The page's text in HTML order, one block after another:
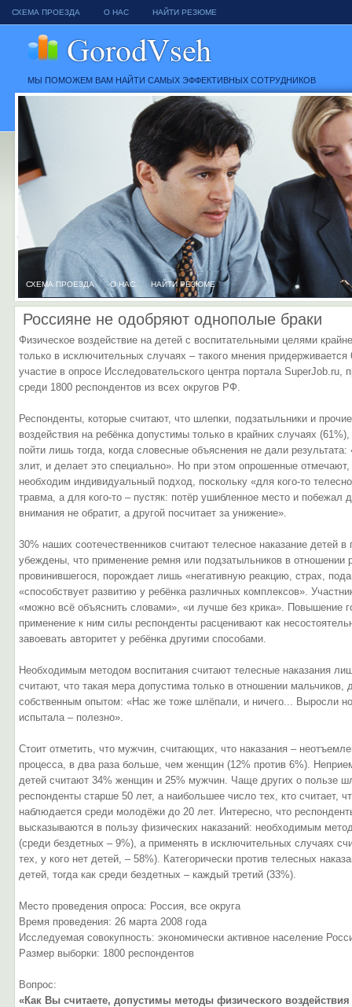
СХЕМА ПРОЕЗДА О НАС НАЙТИ РЕЗЮМЕ
МЫ ПОМОЖЕМ ВАМ НАЙТИ САМЫХ ЭФФЕКТИВНЫХ СОТРУДНИКОВ
СХЕМА ПРОЕЗДА О НАС НАЙТИ РЕЗЮМЕ
Россияне не одобряют однополые браки
Физическое воздействие на детей с воспитательными целями
только в исключительных случаях – такого мнения
участие в опросе Исследовательского центра портала SuperJob.ru,
среди 1800 респондентов из всех округов РФ.
Респонденты, которые считают, что шлепки, подзатыльники и
воздействия на ребёнка допустимы только в крайних случаях
пойти лишь тогда, когда словесные объяснения не дали
злит, и делает это специально». Но при этом опрошенные
необходим индивидуальный подход, поскольку «для кого-то
травма, а для кого-то – пустяк: потёр ушибленное место и
внимания не обратит, а другой посчитает за унижение».
30% наших соотечественников считают телесное наказание детей
убеждены, что применение ремня или подзатыльников в отношении
провинившегося, порождает лишь «негативную реакцию, страх,
«способствует развитию у ребёнка различных комплексов».
«можно всё объяснить словами», «и лучше без крика». Повышение
применение к ним силы респонденты расценивают как
завоевать авторитет у ребёнка другими способами.
Необходимым методом воспитания считают телесные наказания
считают, что такая мера допустима только в отношении мальчиков,
собственным опытом: «Нас же тоже шлёпали, и ничего... Выросли
испытала – полезно».
Стоит отметить, что мужчин, считающих, что наказания –
процесса, в два раза больше, чем женщин (12% против 6%).
детей считают 34% женщин и 25% мужчин. Чаще других о пользе
респонденты старше 50 лет, а наибольшее число тех, кто считает,
наблюдается среди молодёжи до 20 лет. Интересно, что
высказываются в пользу физических наказаний: необходимым
(среди бездетных – 9%), а применять в исключительных случаях
тех, у кого нет детей, – 58%). Категорически против телесных
детей, тогда как среди бездетных – каждый третий (33%).
Место проведения опроса: Россия, все округа
Время проведения: 26 марта 2008 года
Исследуемая совокупность: экономически активное население
Размер выборки: 1800 респондентов
Вопрос:
«Как Вы считаете, допустимы методы физического